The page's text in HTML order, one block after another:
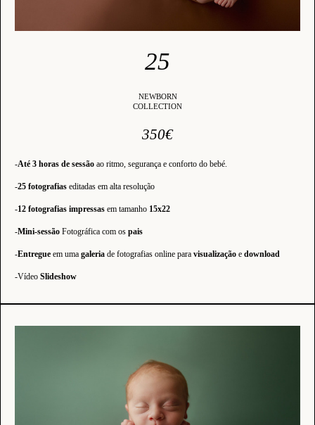
25
NEWBORN
COLLECTION
350€
-Até 3 horas de sessão ao ritmo, segurança e conforto do bebé.
-25 fotografias editadas em alta resolução
-12 fotografias impressas em tamanho 15x22
-Mini-sessão Fotográfica com os pais
-Entregue em uma galeria de fotografias online para visualização e download
-Vídeo Slideshow